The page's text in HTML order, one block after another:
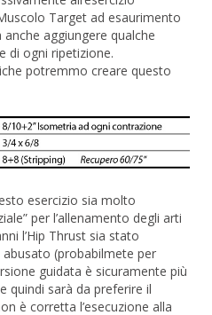
Target ad esaurimento
aggiungere qualche
di ogni ripetizione.
potremmo creare questo
esercizio sia molto
per l’allenamento degli arti
l’Hip Thrust sia stato
(probabilmete per
guidata è sicuramente più
quindi sarà da preferire il
è corretta l’esecuzione alla